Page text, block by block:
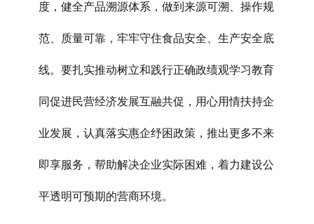
度，健全产品溯源体系，做到来源可溯、操作规
范、质量可靠，牢牢守住食品安全、生产安全底
线。要扎实推动树立和践行正确政绩观学习教育
同促进民营经济发展互融共促，用心用情扶持企
业发展，认真落实惠企纾困政策，推出更多不来
即享服务，帮助解决企业实际困难，着力建设公
平透明可预期的营商环境。